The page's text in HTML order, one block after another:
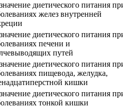
диетического питания
желез внутренней
диетического питания
печени и
путей
диетического питания
пищевода, желудка,
кишки
диетического питания
тонкой кишки